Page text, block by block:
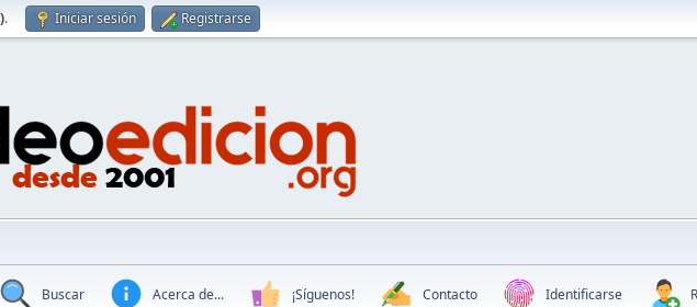
. Iniciar sesión Registrarse
Buscar Acerca de... ¡Síguenos! Contacto Identificarse